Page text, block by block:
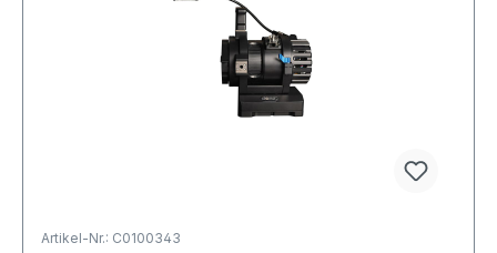
Artikel-Nr.: C0100343